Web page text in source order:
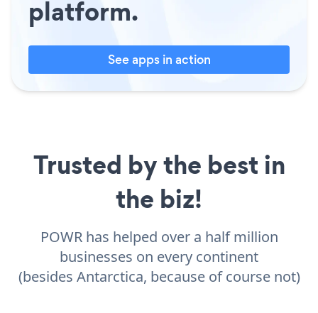
platform.
See apps in action
Trusted by the best in
the biz!
POWR has helped over a half million
businesses on every continent
(besides Antarctica, because of course not)